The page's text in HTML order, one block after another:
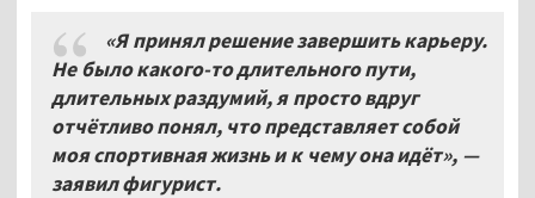
«Я принял решение завершить карьеру.
Не было какого-то длительного пути,
длительных раздумий, я просто вдруг
отчётливо понял, что представляет собой
моя спортивная жизнь и к чему она идёт», —
заявил фигурист.